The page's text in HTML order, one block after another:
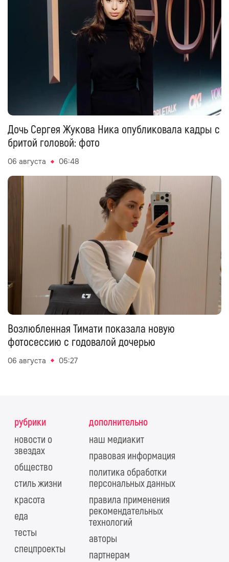
Дочь Сергея Жукова Ника опубликовала кадры с
бритой головой: фото
06 августа 06:48
Возлюбленная Тимати показала новую
фотосессию с годовалой дочерью
06 августа 05:27
рубрики
новости о
звездах
общество
стиль жизни
красота
еда
тесты
спецпроекты
дополнительно
наш медиакит
правовая информация
политика обработки
персональных данных
правила применения
рекомендательных
технологий
авторы
партнерам